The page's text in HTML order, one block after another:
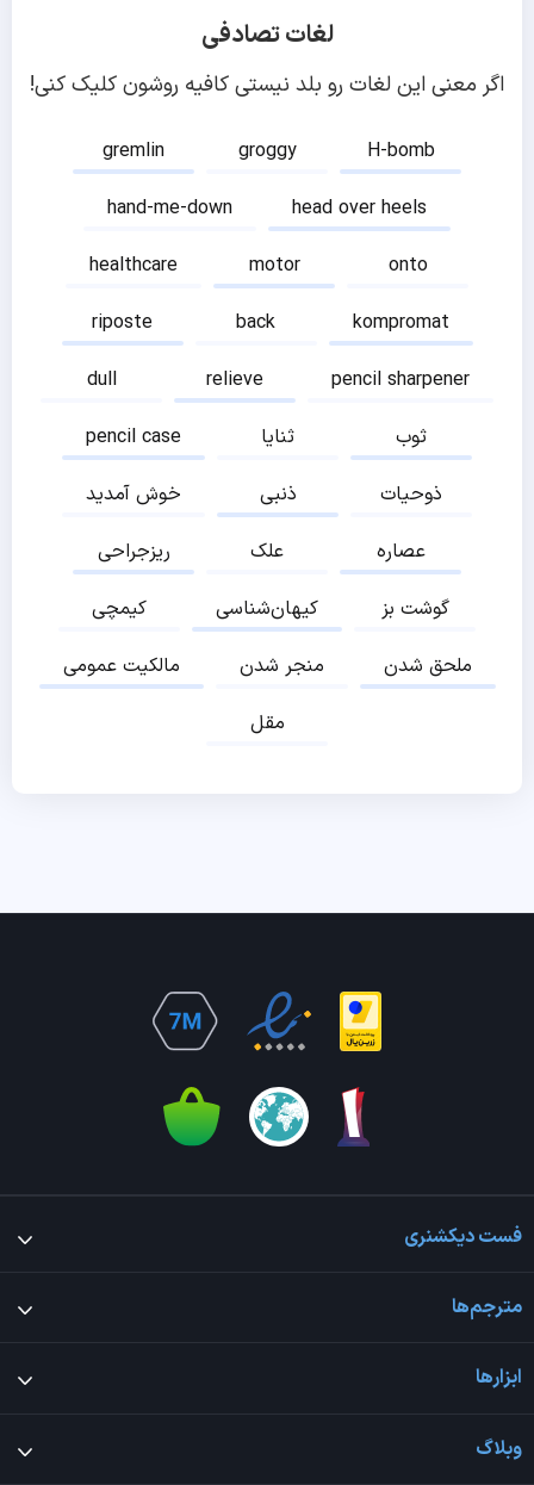
لغات تصادفی
اگر معنی این لغات رو بلد نیستی کافیه روشون کلیک کنی!
gremlin groggy
H-bomb
hand-me-down
head over heels
healthcare
motor
onto
riposte
back
kompromat
dull
relieve
pencil sharpener
pencil case
ثنایا
ثوب
خوش آمدید
ذنبی
ذوحیات
ریزجراحی
علک
عصاره
کیمچی
کیهان‌شناسی
گوشت بز
مالکیت عمومی
منجر شدن
ملحق شدن
مقل
فست دیکشنری
مترجم‌ها
ابزارها
وبلاگ